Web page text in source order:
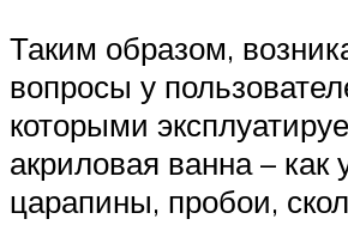
Таким образом,
вопросы у
которыми
акриловая ванна – как
царапины, пробои,